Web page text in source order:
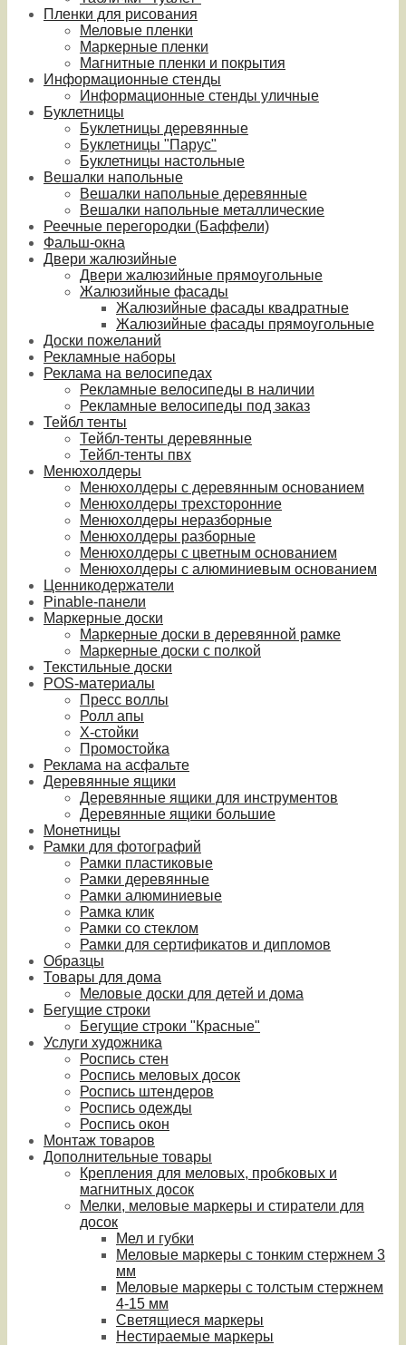
Пленки для рисования
Меловые пленки
Маркерные пленки
Магнитные пленки и покрытия
Информационные стенды
Информационные стенды уличные
Буклетницы
Буклетницы деревянные
Буклетницы "Парус"
Буклетницы настольные
Вешалки напольные
Вешалки напольные деревянные
Вешалки напольные металлические
Реечные перегородки (Баффели)
Фальш-окна
Двери жалюзийные
Двери жалюзийные прямоугольные
Жалюзийные фасады
Жалюзийные фасады квадратные
Жалюзийные фасады прямоугольные
Доски пожеланий
Рекламные наборы
Реклама на велосипедах
Рекламные велосипеды в наличии
Рекламные велосипеды под заказ
Тейбл тенты
Тейбл-тенты деревянные
Тейбл-тенты пвх
Менюхолдеры
Менюхолдеры с деревянным основанием
Менюхолдеры трехсторонние
Менюхолдеры неразборные
Менюхолдеры разборные
Менюхолдеры с цветным основанием
Менюхолдеры с алюминиевым основанием
Ценникодержатели
Pinable-панели
Маркерные доски
Маркерные доски в деревянной рамке
Маркерные доски с полкой
Текстильные доски
POS-материалы
Пресс воллы
Ролл апы
Х-стойки
Промостойка
Реклама на асфальте
Деревянные ящики
Деревянные ящики для инструментов
Деревянные ящики большие
Монетницы
Рамки для фотографий
Рамки пластиковые
Рамки деревянные
Рамки алюминиевые
Рамка клик
Рамки со стеклом
Рамки для сертификатов и дипломов
Образцы
Товары для дома
Меловые доски для детей и дома
Бегущие строки
Бегущие строки "Красные"
Услуги художника
Роспись стен
Роспись меловых досок
Роспись штендеров
Роспись одежды
Роспись окон
Монтаж товаров
Дополнительные товары
Крепления для меловых, пробковых и
магнитных досок
Мелки, меловые маркеры и стиратели для
досок
Мел и губки
Меловые маркеры с тонким стержнем 3
мм
Меловые маркеры с толстым стержнем
4-15 мм
Светящиеся маркеры
Нестираемые маркеры